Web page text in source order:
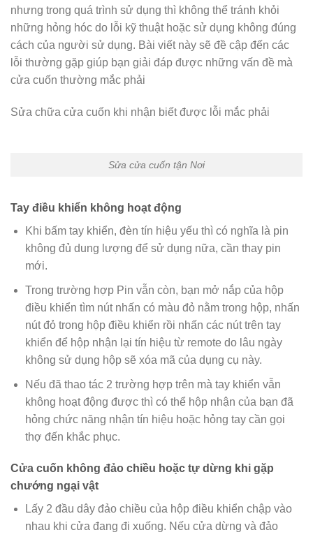
nhưng trong quá trình sử dụng thì không thể tránh khỏi
những hỏng hóc do lỗi kỹ thuật hoặc sử dụng không đúng
cách của người sử dụng. Bài viết này sẽ đề cập đến các
lỗi thường gặp giúp bạn giải đáp được những vấn đề mà
cửa cuốn thường mắc phải
Sửa chữa cửa cuốn khi nhận biết được lỗi mắc phải
Sửa cửa cuốn tận Nơi
Tay điều khiển không hoạt động
Khi bấm tay khiển, đèn tín hiệu yếu thì có nghĩa là pin
không đủ dung lượng để sử dụng nữa, cần thay pin
mới.
Trong trường hợp Pin vẫn còn, bạn mở nắp của hộp
điều khiển tìm nút nhấn có màu đỏ nằm trong hộp, nhấn
nút đỏ trong hộp điều khiển rồi nhấn các nút trên tay
khiển để hộp nhận lại tín hiệu từ remote do lâu ngày
không sử dụng hộp sẽ xóa mã của dụng cụ này.
Nếu đã thao tác 2 trường hợp trên mà tay khiển vẫn
không hoạt động được thì có thể hộp nhận của bạn đã
hỏng chức năng nhận tín hiệu hoặc hỏng tay cần gọi
thợ đến khắc phục.
Cửa cuốn không đảo chiều hoặc tự dừng khi gặp
chướng ngại vật
Lấy 2 đầu dây đảo chiều của hộp điều khiển chập vào
nhau khi cửa đang đi xuống. Nếu cửa dừng và đảo